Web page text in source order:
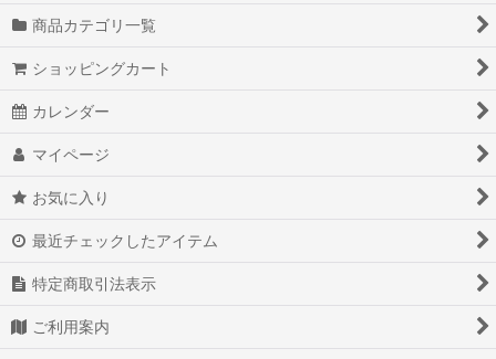
IDOLiSH7 アイドリッシュセブン
あんさんぶるスターズ!
少女前線
商品カテゴリ一覧
ショッピングカート
カレンダー
マイページ
お気に入り
最近チェックしたアイテム
特定商取引法表示
ご利用案内